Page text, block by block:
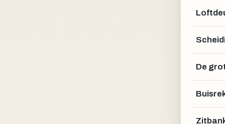
De